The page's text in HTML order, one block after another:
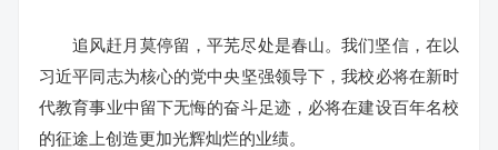
追风赶月莫停留，平芜尽处是春山。我们坚信，在以
习近平同志为核心的党中央坚强领导下，我校必将在新时
代教育事业中留下无悔的奋斗足迹，必将在建设百年名校
的征途上创造更加光辉灿烂的业绩。